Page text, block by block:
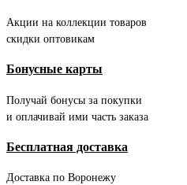
Акции на коллекции товаров
скидки оптовикам
Бонусные карты
Получай бонусы за покупки
и оплачивай ими часть заказа
Бесплатная доставка
Доставка по Воронежу